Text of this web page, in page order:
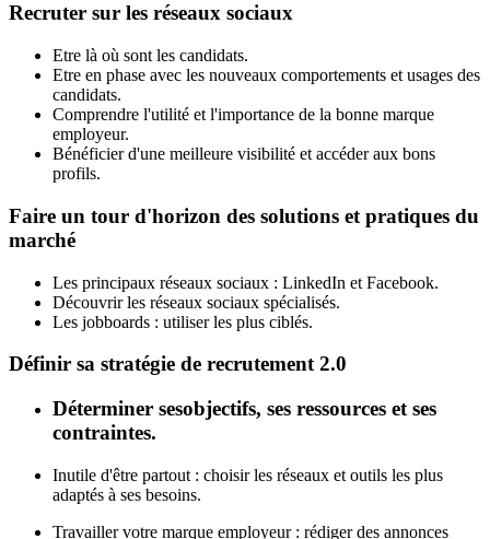
Recruter sur les réseaux sociaux
Etre là où sont les candidats.
Etre en phase avec les nouveaux comportements et usages des
candidats.
Comprendre l'utilité et l'importance de la bonne marque
employeur.
Bénéficier d'une meilleure visibilité et accéder aux bons
profils.
Faire un tour d'horizon des solutions et pratiques du
marché
Les principaux réseaux sociaux : LinkedIn et Facebook.
Découvrir les réseaux sociaux spécialisés.
Les jobboards : utiliser les plus ciblés.
Définir sa stratégie de recrutement 2.0
Déterminer sesobjectifs, ses ressources et ses
contraintes.
Inutile d'être partout : choisir les réseaux et outils les plus
adaptés à ses besoins.
Travailler votre marque employeur : rédiger des annonces